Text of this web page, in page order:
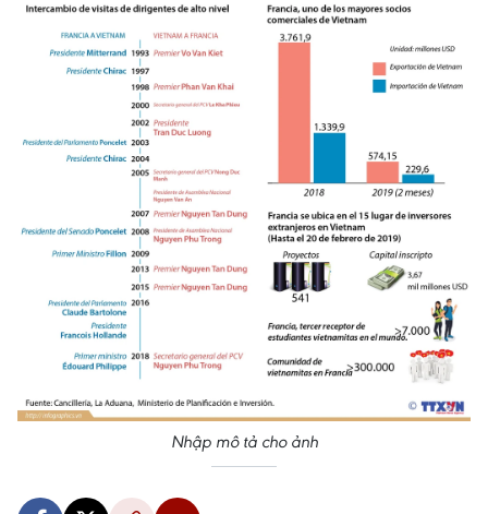
Nhập mô tả cho ảnh